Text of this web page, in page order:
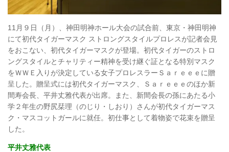
11月９日（月）、神田明神ホール大会の試合前、東京・神田明神
にて初代タイガーマスク ストロングスタイルプロレスが記者会見
をおこない、初代タイガーマスクが登場。初代タイガーのストロ
ングスタイルとチャリティー精神を受け継ぐ証となる特別マスク
をＷＷＥ入りが決定している女子プロレスラーＳａｒｅｅｅに贈
呈した。贈呈式には初代タイガーマスク、Ｓａｒｅｅｅのほか新
間寿会長、平井丈雅代表が出席。また、新間会長の孫にあたる小
学２年生の野尻栞理（のじり・しおり）さんが初代タイガーマス
ク・マスコットガールに就任。初仕事として着物姿で花束を贈呈
した。
平井丈雅代表